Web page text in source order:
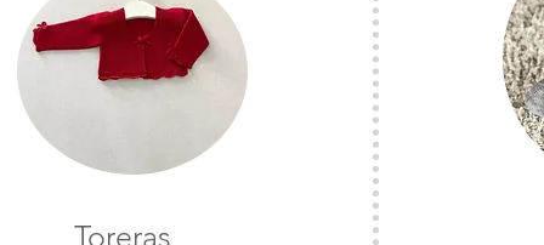
Toreras